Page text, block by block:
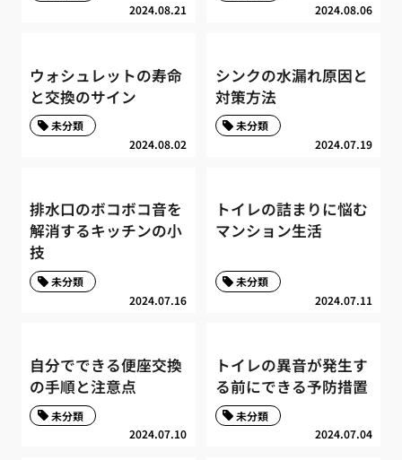
2024.08.21 2024.08.06
ウォシュレットの寿命
と交換のサイン
2024.08.02
未分類
シンクの水漏れ原因と
対策方法
2024.07.19
未分類
排水口のボコボコ音を
解消するキッチンの小
技
2024.07.16
未分類
トイレの詰まりに悩む
マンション生活
2024.07.11
未分類
自分でできる便座交換
の手順と注意点
2024.07.10
未分類
トイレの異音が発生す
る前にできる予防措置
2024.07.04
未分類